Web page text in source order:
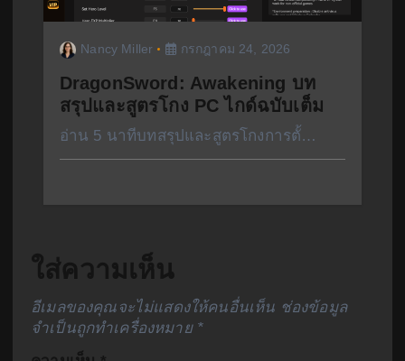
Nancy Miller กรกฎาคม 24, 2026
DragonSword: Awakening บท
สรุปและสูตรโกง PC ไกด์ฉบับเต็ม
อ่าน 5 นาทีบทสรุปและสูตรโกงการตั้…
ใส่ความเห็น
อีเมลของคุณจะไม่แสดงให้คนอื่นเห็น ช่องข้อมูล
จำเป็นถูกทำเครื่องหมาย *